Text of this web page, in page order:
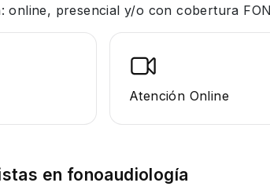
online, presencial y/o con cobertura
Atención Online
en fonoaudiología